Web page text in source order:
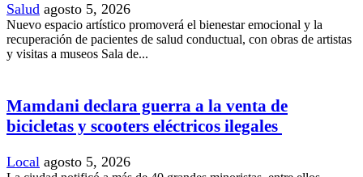
Salud agosto 5, 2026
Nuevo espacio artístico promoverá el bienestar emocional y la
recuperación de pacientes de salud conductual, con obras de artistas
y visitas a museos Sala de...
Mamdani declara guerra a la venta de
bicicletas y scooters eléctricos ilegales
Local agosto 5, 2026